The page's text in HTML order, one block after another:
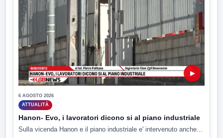
▶
6 AGOSTO 2026
ATTUALITÀ
Hanon- Evo, i lavoratori dicono si al piano industriale
Sulla vicenda Hanon e il piano industriale e' intervenuto anche...